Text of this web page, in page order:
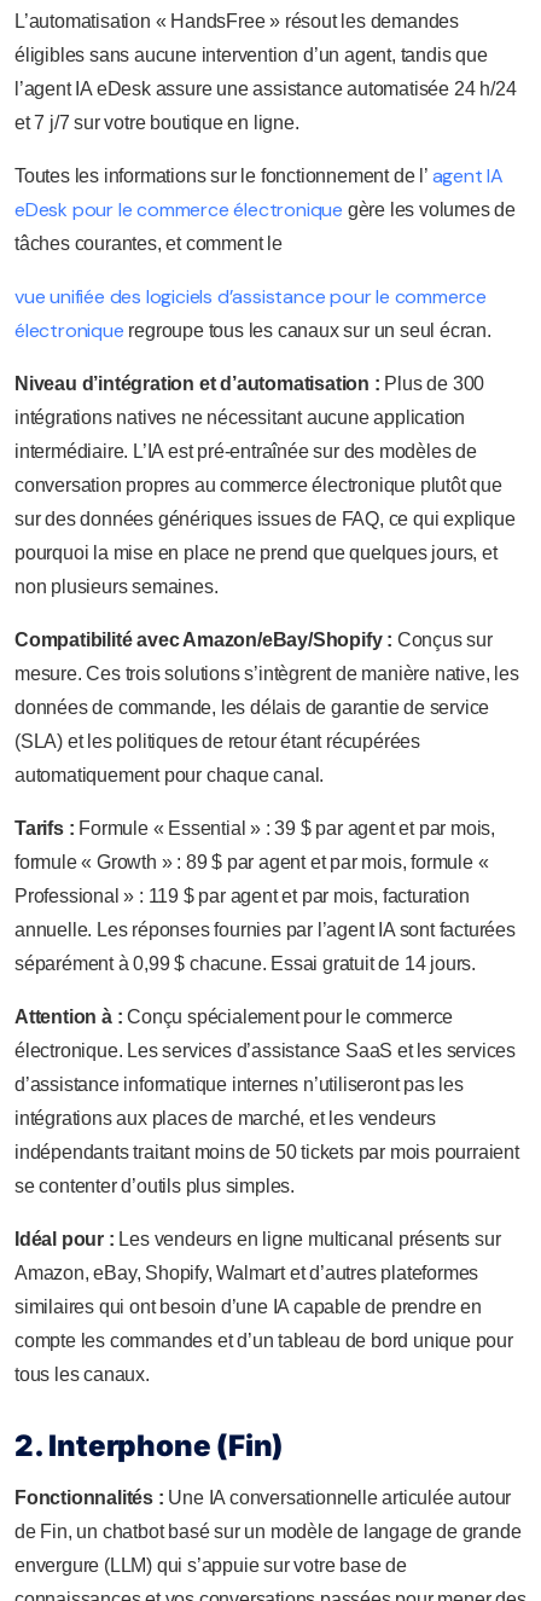
L’automatisation « HandsFree » résout les demandes
éligibles sans aucune intervention d’un agent, tandis que
l’agent IA eDesk assure une assistance automatisée 24 h/24
et 7 j/7 sur votre boutique en ligne.
Toutes les informations sur le fonctionnement de l’ agent IA
eDesk pour le commerce électronique gère les volumes de
tâches courantes, et comment le
vue unifiée des logiciels d’assistance pour le commerce
électronique regroupe tous les canaux sur un seul écran.
Niveau d’intégration et d’automatisation : Plus de 300
intégrations natives ne nécessitant aucune application
intermédiaire. L’IA est pré-entraînée sur des modèles de
conversation propres au commerce électronique plutôt que
sur des données génériques issues de FAQ, ce qui explique
pourquoi la mise en place ne prend que quelques jours, et
non plusieurs semaines.
Compatibilité avec Amazon/eBay/Shopify : Conçus sur
mesure. Ces trois solutions s’intègrent de manière native, les
données de commande, les délais de garantie de service
(SLA) et les politiques de retour étant récupérées
automatiquement pour chaque canal.
Tarifs : Formule « Essential » : 39 $ par agent et par mois,
formule « Growth » : 89 $ par agent et par mois, formule «
Professional » : 119 $ par agent et par mois, facturation
annuelle. Les réponses fournies par l’agent IA sont facturées
séparément à 0,99 $ chacune. Essai gratuit de 14 jours.
Attention à :Conçu spécialement pour le commerce
électronique. Les services d’assistance SaaS et les services
d’assistance informatique internes n’utiliseront pas les
intégrations aux places de marché, et les vendeurs
indépendants traitant moins de 50 tickets par mois pourraient
se contenter d’outils plus simples.
Idéal pour : Les vendeurs en ligne multicanal présents sur
Amazon, eBay, Shopify, Walmart et d’autres plateformes
similaires qui ont besoin d’une IA capable de prendre en
compte les commandes et d’un tableau de bord unique pour
tous les canaux.
2. Interphone (Fin)
Fonctionnalités : Une IA conversationnelle articulée autour
de Fin, un chatbot basé sur un modèle de langage de grande
envergure (LLM) qui s’appuie sur votre base de